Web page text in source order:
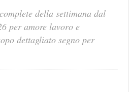
della settimana dal
per amore lavoro e
dettagliato segno per